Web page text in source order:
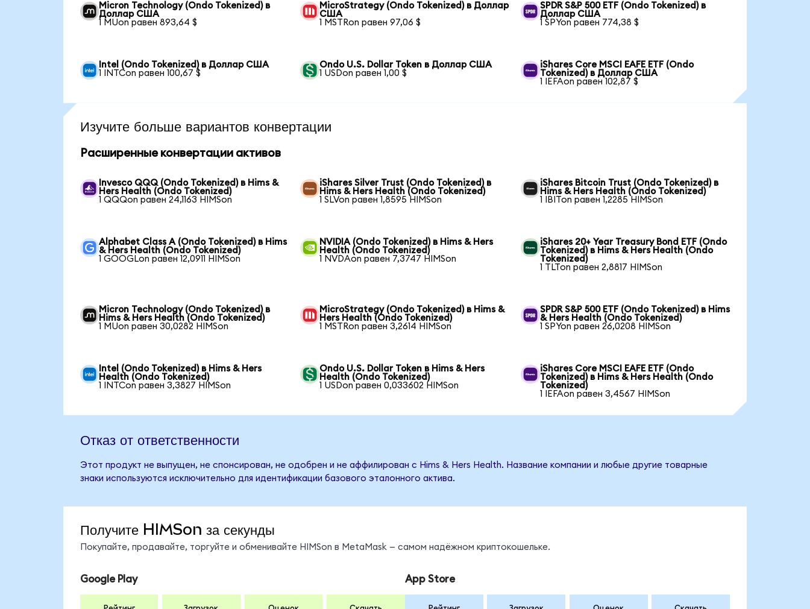
Micron Technology (Ondo Tokenized) в
Доллар США
1 MUon равен 893,64 $
MicroStrategy (Ondo Tokenized) в Доллар
США
1 MSTRon равен 97,06 $
SPDR S&P 500 ETF (Ondo Tokenized) в
Доллар США
1 SPYon равен 774,38 $
Intel (Ondo Tokenized) в Доллар США
1 INTCon равен 100,67 $
Ondo U.S. Dollar Token в Доллар США
1 USDon равен 1,00 $
iShares Core MSCI EAFE ETF (Ondo
Tokenized) в Доллар США
1 IEFAon равен 102,87 $
Изучите больше вариантов конвертации
Расширенные конвертации активов
Invesco QQQ (Ondo Tokenized) в Hims &
Hers Health (Ondo Tokenized)
1 QQQon равен 24,1163 HIMSon
iShares Silver Trust (Ondo Tokenized) в
Hims & Hers Health (Ondo Tokenized)
1 SLVon равен 1,8595 HIMSon
iShares Bitcoin Trust (Ondo Tokenized) в
Hims & Hers Health (Ondo Tokenized)
1 IBITon равен 1,2285 HIMSon
Alphabet Class A (Ondo Tokenized) в Hims
& Hers Health (Ondo Tokenized)
1 GOOGLon равен 12,0911 HIMSon
NVIDIA (Ondo Tokenized) в Hims & Hers
Health (Ondo Tokenized)
1 NVDAon равен 7,3747 HIMSon
iShares 20+ Year Treasury Bond ETF (Ondo
Tokenized) в Hims & Hers Health (Ondo
Tokenized)
1 TLTon равен 2,8817 HIMSon
Micron Technology (Ondo Tokenized) в
Hims & Hers Health (Ondo Tokenized)
1 MUon равен 30,0282 HIMSon
MicroStrategy (Ondo Tokenized) в Hims &
Hers Health (Ondo Tokenized)
1 MSTRon равен 3,2614 HIMSon
SPDR S&P 500 ETF (Ondo Tokenized) в Hims
& Hers Health (Ondo Tokenized)
1 SPYon равен 26,0208 HIMSon
Intel (Ondo Tokenized) в Hims & Hers
Health (Ondo Tokenized)
1 INTCon равен 3,3827 HIMSon
Ondo U.S. Dollar Token в Hims & Hers
Health (Ondo Tokenized)
1 USDon равен 0,033602 HIMSon
iShares Core MSCI EAFE ETF (Ondo
Tokenized) в Hims & Hers Health (Ondo
Tokenized)
1 IEFAon равен 3,4567 HIMSon
Отказ от ответственности
Этот продукт не выпущен, не спонсирован, не одобрен и не аффилирован с Hims & Hers Health. Название компании и любые другие товарные
знаки используются исключительно для идентификации базового эталонного актива.
Получите HIMSon за секунды
Покупайте, продавайте, торгуйте и обменивайте HIMSon в MetaMask — самом надёжном криптокошельке.
Google Play App Store